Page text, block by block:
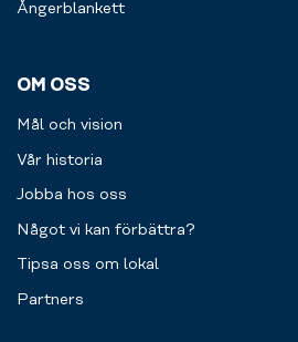
Ångerblankett
OM OSS
Mål och vision
Vår historia
Jobba hos oss
Något vi kan förbättra?
Tipsa oss om lokal
Partners